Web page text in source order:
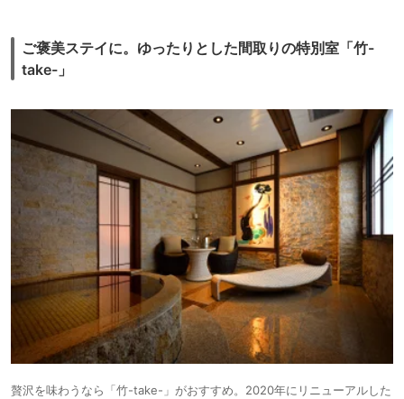
ご褒美ステイに。ゆったりとした間取りの特別室「竹-
take-」
贅沢を味わうなら「竹-take-」がおすすめ。2020年にリニューアルした